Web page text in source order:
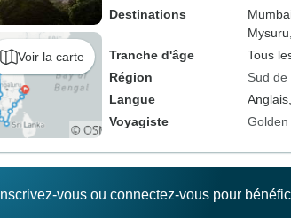
Voir la carte
Destinations
Mysuru,
Tranche d'âge
Tous
Région
Sud de
Langue
Voyagiste
Golden
Inscrivez-vous ou connectez-vous pour